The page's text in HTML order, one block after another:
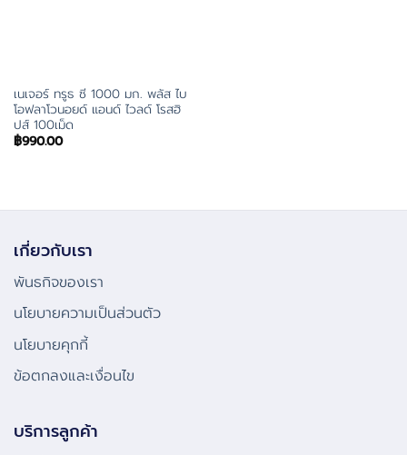
เนเจอร์ ทรูธ ซี 1000 มก. พลัส ไบ
โอฟลาโวนอยด์ แอนด์ ไวลด์ โรสฮิ
ปส์ 100เม็ด
฿990.00
เกี่ยวกับเรา
พันธกิจของเรา
นโยบายความเป็นส่วนตัว
นโยบายคุกกี้
ข้อตกลงและเงื่อนไข
บริการลูกค้า